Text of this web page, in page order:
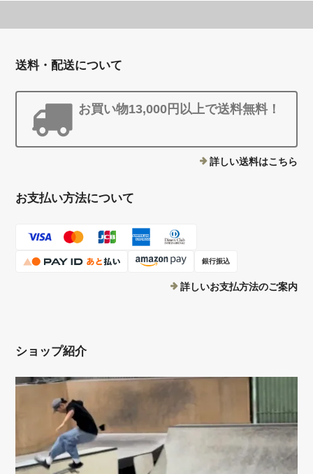
送料・配送について
お買い物13,000円以上で送料無料！
詳しい送料はこちら
お支払い方法について
銀行振込
詳しいお支払方法のご案内
ショップ紹介